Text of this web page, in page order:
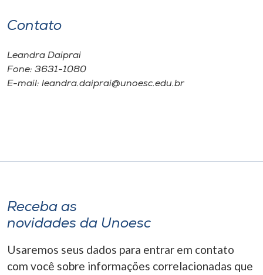
Contato
Leandra Daiprai
Fone: 3631-1080
E-mail: leandra.daiprai@unoesc.edu.br
Receba as
novidades da Unoesc
Usaremos seus dados para entrar em contato
com você sobre informações correlacionadas que